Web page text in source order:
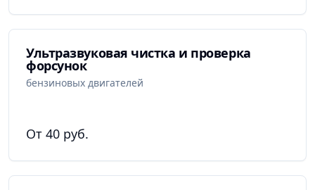
Ультразвуковая чистка и проверка
форсунок
бензиновых двигателей
От 40 руб.